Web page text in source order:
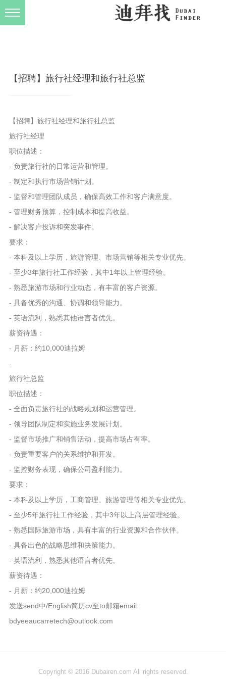
【招聘】旅行社经理和旅行社总监
【招聘】旅行社经理和旅行社总监
旅行社经理
职位描述：
- 负责旅行社的日常运营和管理。
- 制定和执行市场营销计划。
- 监督和管理团队成员，确保高效工作和客户满意度。
- 管理财务预算，控制成本和提高收益。
- 解决客户投诉和突发事件。
要求：
- 本科及以上学历，旅游管理、市场营销等相关专业优先。
- 至少3年旅行社工作经验，其中1年以上管理经验。
- 熟悉旅游市场和行业动态，有丰富的客户资源。
- 具备优秀的沟通、协调和领导能力。
- 英语流利，熟悉其他语言者优先。
薪资待遇：
- 月薪：约10,000迪拉姆
-
旅行社总监
职位描述：
- 全面负责旅行社的战略规划和运营管理。
- 领导团队制定和实施业务发展计划。
- 监督市场推广和销售活动，提高市场占有率。
- 负责重要客户的关系维护和开发。
- 监控财务表现，确保公司盈利能力。
要求：
- 本科及以上学历，工商管理、旅游管理等相关专业优先。
- 至少5年旅行社工作经验，其中3年以上高层管理经验。
- 熟悉国际旅游市场，具有丰富的行业资源和合作伙伴。
- 具备出色的战略思维和决策能力。
- 英语流利，熟悉其他语言者优先。
薪资待遇：
- 月薪：约20,000迪拉姆
发送send中/English简历cv至to邮箱email:
bdyeeaucarretech@outlook.com
Copyright © 2016 Dubairen.com All rights reserved.